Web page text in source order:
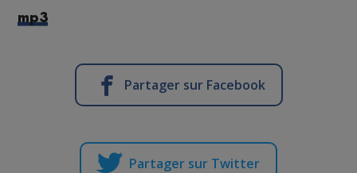
mp3
Partager sur Facebook
Partager sur Twitter